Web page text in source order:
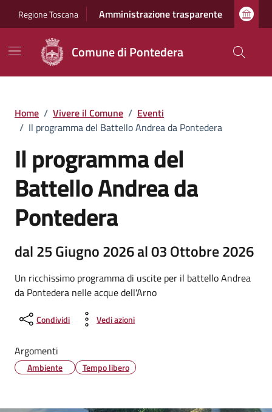
Regione Toscana Amministrazione trasparente
Comune di Pontedera
Home / Vivere il Comune / Eventi
/ Il programma del Battello Andrea da Pontedera
Il programma del
Battello Andrea da
Pontedera
dal 25 Giugno 2026 al 03 Ottobre 2026
Un ricchissimo programma di uscite per il battello Andrea
da Pontedera nelle acque dell'Arno
Condividi Vedi azioni
Argomenti
Ambiente Tempo libero